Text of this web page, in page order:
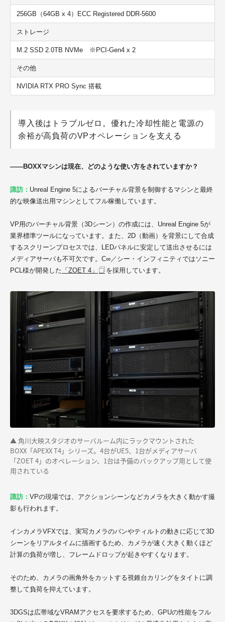
256GB（64GB x 4）ECC Registered DDR-5600
ストレージ
M.2 SSD 2.0TB NVMe ※PCI-Gen4 x 2
その他
NVIDIA RTX PRO Sync 搭載
導入後はトラブルゼロ。優れた冷却性能と電源の
余裕が高負荷のVPオペレーションを支える
——BOXXマシンは現在、どのような使い方をされていますか？
諏訪： Unreal Engine 5によるバーチャル背景を制御するマシンと最終
的な映像送出用マシンとしてフル稼働しています。
VP用のバーチャル背景（3Dシーン）の作成には、Unreal Engine 5が
業界標準ツールになっています。また、2D（動画）を背景にして合成
するスクリーンプロセスでは、 LEDパネルに安定して送出させるには
メディアサーバも不可欠です。 C∞／シー・インフィニティではソニー
PCL様が開発した 「ZOET 4」 を採用しています。
▲ 角川大映スタジオのサーバルーム内にラックマウントされた
BOXX「APEXX T4」シリーズ。4台がUE5、1台がメディアサーバ
「ZOET 4」のオペレーション、1台は予備のバックアップ用として使
用されている
諏訪： VPの現場では、アクションシーンなどカメラを大きく動かす撮
影も行われます。
インカメラVFXでは、実写カメラのパンやティルトの動きに応じて3D
シーンをリアルタイムに描画するため、カメラが速く大きく動くほど
計算の負荷が増し、フレームドロップが起きやすくなります。
そのため、カメラの画角外をカットする視錐台カリングをタイトに調
整して負荷を抑えています。
3DGSは広帯域なVRAMアクセスを要求するため、GPUの性能をフル